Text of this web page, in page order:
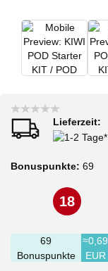
Lieferzeit:
Bonuspunkte: 69
18
69
Bonuspunkte
≈0,69
EUR